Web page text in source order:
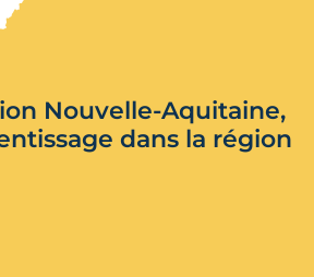
Nouvelle-Aquitaine,
dans la région